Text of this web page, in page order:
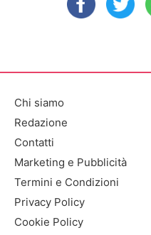
Chi siamo
Redazione
Contatti
Marketing e Pubblicità
Termini e Condizioni
Privacy Policy
Cookie Policy